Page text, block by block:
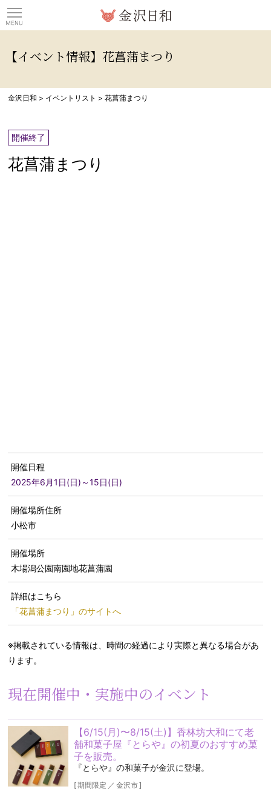
【イベント情報】花菖蒲まつり
金沢日和 > イベントリスト >花菖蒲まつり
開催終了
花菖蒲まつり
開催日程
2025年6月1日(日)～15日(日)
開催場所住所
小松市
開催場所
木場潟公園南園地花菖蒲園
詳細はこちら
「花菖蒲まつり」のサイトへ
※掲載されている情報は、時間の経過により実際と異なる場合があ
ります。
現在開催中・実施中のイベント
【6/15(月)〜8/15(土)】香林坊大和にて老
舗和菓子屋『とらや』の初夏のおすすめ菓
子を販売。
『とらや』の和菓子が金沢に登場。
[期間限定 ／ 金沢市]